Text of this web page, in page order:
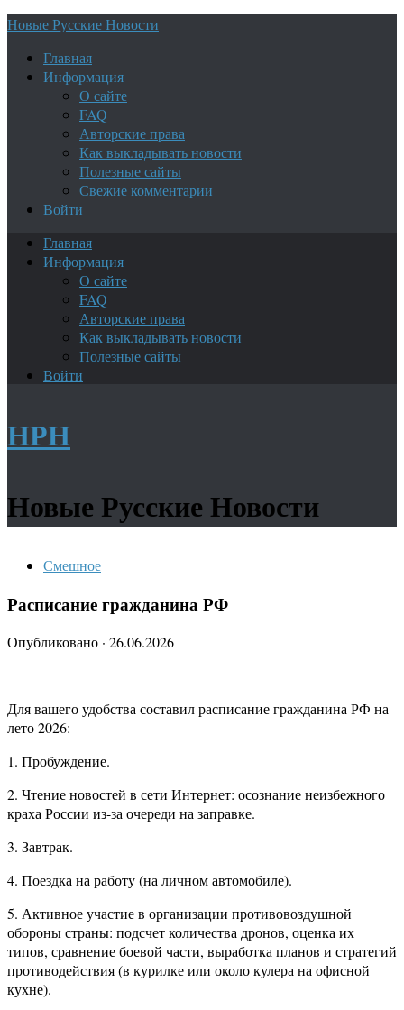
Новые Русские Новости
Главная
Информация
О сайте
FAQ
Авторские права
Как выкладывать новости
Полезные сайты
Свежие комментарии
Войти
Главная
Информация
О сайте
FAQ
Авторские права
Как выкладывать новости
Полезные сайты
Войти
НРН
Новые Русские Новости
Смешное
Расписание гражданина РФ
Опубликовано · 26.06.2026
Для вашего удобства составил расписание гражданина РФ на
лето 2026:
1. Пробуждение.
2. Чтение новостей в сети Интернет: осознание неизбежного
краха России из-за очереди на заправке.
3. Завтрак.
4. Поездка на работу (на личном автомобиле).
5. Активное участие в организации противовоздушной
обороны страны: подсчет количества дронов, оценка их
типов, сравнение боевой части, выработка планов и стратегий
противодействия (в курилке или около кулера на офисной
кухне).